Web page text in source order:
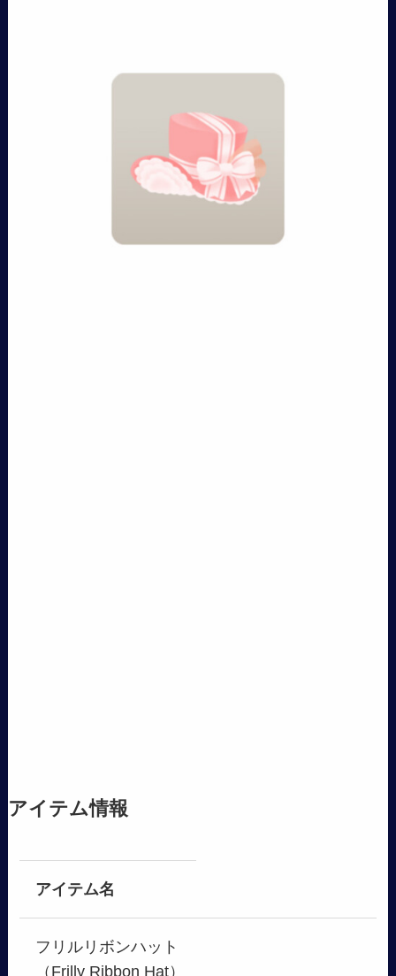
アイテム情報
アイテム名
フリルリボンハット
（Frilly Ribbon Hat）